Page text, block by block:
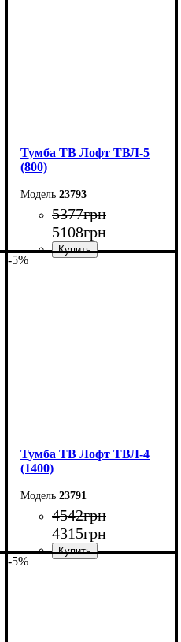
Тумба ТВ Лофт ТВЛ-5
(800)
23793
5377грн
5108грн
-5%
Тумба ТВ Лофт ТВЛ-4
(1400)
23791
4542грн
4315грн
-5%